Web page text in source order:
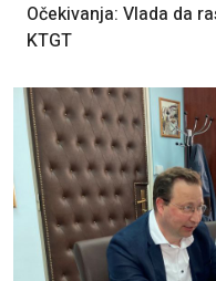
Očekivanja: Vlada da
KTGT